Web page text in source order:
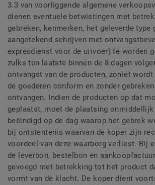
3.3 van voorliggende algemene
dienen eventuele betwistingen met
gebreken, kenmerken, het geleverde type
aangetekend schrijven met
expresdienst voor de uitvoer) te worden
zulks ten laatste binnen de 8 dagen
ontvangst van de producten, zoniet
de goederen conform en zonder
ontvangen. Indien de producten op dat
geplaatst, moet de plaatsing onmiddellijk
beëindigd op de dag waarop het gebrek
bij ontstentenis waarvan de koper zijn
voordeel van deze waarborg verliest. Bij
de leverbon, bestelbon en
gevoegd met betrekking tot het product
vormt van de klacht. De koper dient